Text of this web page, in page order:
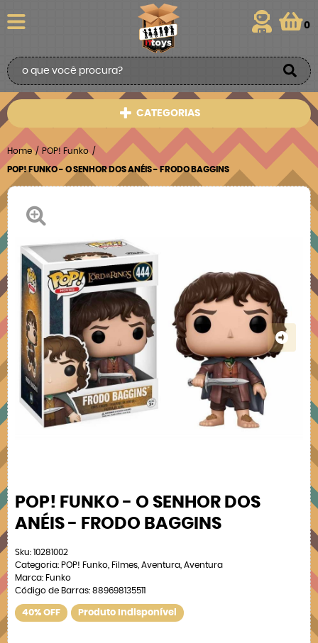
0
CATEGORIAS
Home POP! Funko
POP! FUNKO - O SENHOR DOS ANÉIS - FRODO BAGGINS
POP! FUNKO - O SENHOR DOS
ANÉIS - FRODO BAGGINS
Sku: 10281002
Categoria: POP! Funko Filmes Aventura Aventura
Marca: Funko
Código de Barras: 889698135511
40% OFF Produto Indisponível